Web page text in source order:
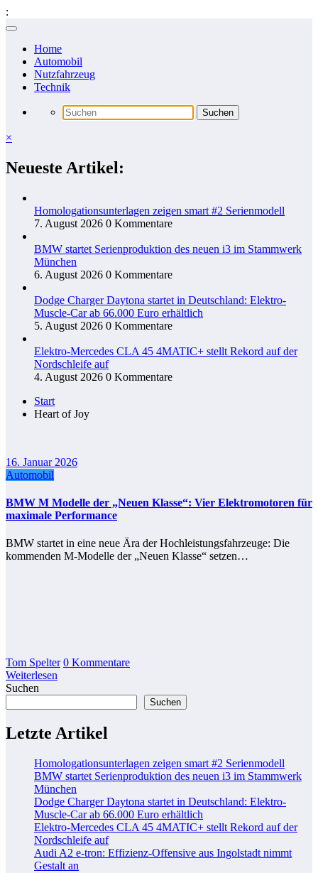
:
Zum
springenHome
Automobil
Nutzfahrzeug
Technik
×
Neueste Artikel:
Homologationsunterlagen zeigen smart #2 Serienmodell
7. August 2026 0 Kommentare
BMW startet Serienproduktion des neuen i3 im Stammwerk
München
6. August 2026 0 Kommentare
Dodge Charger Daytona startet in Deutschland: Elektro-
Muscle-Car ab 66.000 Euro erhältlich
5. August 2026 0 Kommentare
Elektro-Mercedes CLA 45 4MATIC+ stellt Rekord auf der
Nordschleife auf
4. August 2026 0 Kommentare
Start
Heart of Joy
16. Januar 2026
Automobil
BMW M Modelle der „Neuen Klasse“: Vier Elektromotoren für
maximale Performance
BMW startet in eine neue Ära der Hochleistungsfahrzeuge: Die
kommenden M-Modelle der „Neuen Klasse“ setzen…
Tom Spelter 0 Kommentare
Weiterlesen
Suchen
Suchen
Letzte Artikel
Homologationsunterlagen zeigen smart #2 Serienmodell
BMW startet Serienproduktion des neuen i3 im Stammwerk
München
Dodge Charger Daytona startet in Deutschland: Elektro-
Muscle-Car ab 66.000 Euro erhältlich
Elektro-Mercedes CLA 45 4MATIC+ stellt Rekord auf der
Nordschleife auf
Audi A2 e-tron: Effizienz-Offensive aus Ingolstadt nimmt
Gestalt an